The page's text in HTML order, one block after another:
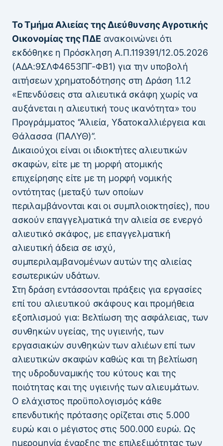
Το Τμήμα Αλιείας της Διεύθυνσης Αγροτικής
Οικονομίας της ΠΔΕ ανακοινώνει ότι
εκδόθηκε η Πρόσκληση Α.Π.119391/12.05.2026
(ΑΔΑ:9ΣΛΦ4653ΠΓ-ΦΒ1) για την υποβολή
αιτήσεων χρηματοδότησης στη Δράση 1.1.2
«Επενδύσεις στα αλιευτικά σκάφη χωρίς να
αυξάνεται η αλιευτική τους ικανότητα» του
Προγράμματος ‘’Αλιεία, Υδατοκαλλιέργεια και
Θάλασσα (ΠΑΛΥΘ)’’.
Δικαιούχοι είναι οι ιδιοκτήτες αλιευτικών
σκαφών, είτε με τη μορφή ατομικής
επιχείρησης είτε με τη μορφή νομικής
οντότητας (μεταξύ των οποίων
περιλαμβάνονται και οι συμπλοιοκτησίες), που
ασκούν επαγγελματικά την αλιεία σε ενεργό
αλιευτικό σκάφος, με επαγγελματική
αλιευτική άδεια σε ισχύ,
συμπεριλαμβανομένων αυτών της αλιείας
εσωτερικών υδάτων.
Στη δράση εντάσσονται πράξεις για εργασίες
επί του αλιευτικού σκάφους και προμήθεια
εξοπλισμού για: Βελτίωση της ασφάλειας, των
συνθηκών υγείας, της υγιεινής, των
εργασιακών συνθηκών των αλιέων επί των
αλιευτικών σκαφών καθώς και τη βελτίωση
της υδροδυναμικής του κύτους και της
ποιότητας και της υγιεινής των αλιευμάτων.
Ο ελάχιστος προϋπολογισμός κάθε
επενδυτικής πρότασης ορίζεται στις 5.000
ευρώ και ο μέγιστος στις 500.000 ευρώ. Ως
ημερομηνία έναρξης της επιλεξιμότητας των